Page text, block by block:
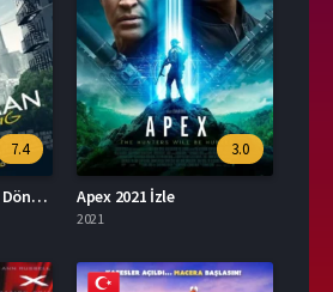
7.4
Örümcek-Adam: Eve Dönüş Türkçe Dublaj Full İzle
3.0
Apex 2021 İzle
2021